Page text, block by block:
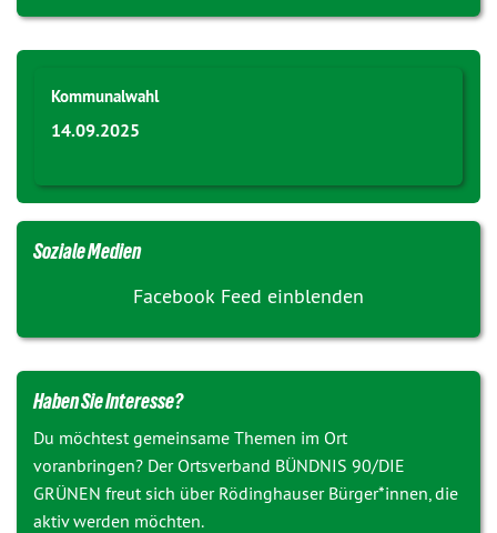
Kommunalwahl
14.09.2025
Soziale Medien
Facebook Feed einblenden
Haben Sie Interesse?
Du möchtest gemeinsame Themen im Ort
voranbringen? Der Ortsverband BÜNDNIS 90/DIE
GRÜNEN freut sich über Rödinghauser Bürger*innen, die
aktiv werden möchten.